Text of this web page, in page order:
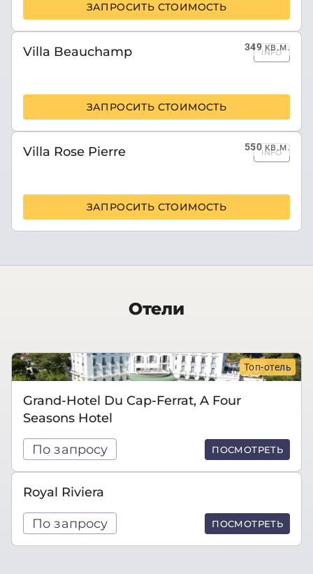
ЗАПРОСИТЬ СТОИМОСТЬ
349кв.м.
Villa Beauchamp INFO
ЗАПРОСИТЬ СТОИМОСТЬ
550кв.м.
Villa Rose Pierre INFO
ЗАПРОСИТЬ СТОИМОСТЬ
Отели
Топ-отель
Grand-Hotel Du Cap-Ferrat, A Four
Seasons Hotel
По запросу ПОСМОТРЕТЬ
Royal Riviera
По запросу ПОСМОТРЕТЬ